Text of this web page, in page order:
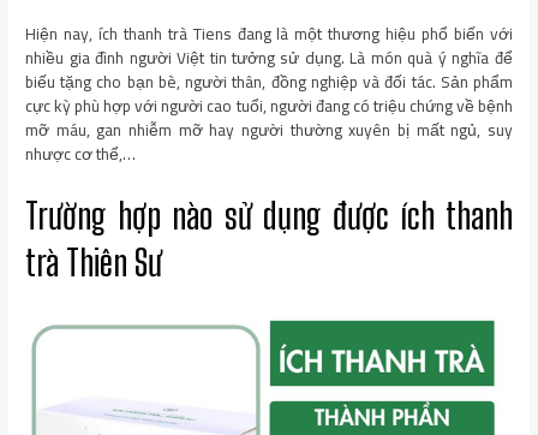
Hiện nay, ích thanh trà Tiens đang là một thương hiệu phổ biến với
nhiều gia đình người Việt tin tưởng sử dụng. Là món quà ý nghĩa để
biếu tặng cho bạn bè, người thân, đồng nghiệp và đối tác. Sản phẩm
cực kỳ phù hợp với người cao tuổi, người đang có triệu chứng về bệnh
mỡ máu, gan nhiễm mỡ hay người thường xuyên bị mất ngủ, suy
nhược cơ thể,…
Trường hợp nào sử dụng được ích thanh
trà Thiên Sư